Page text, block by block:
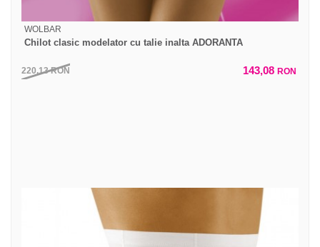
WOLBAR
Chilot clasic modelator cu talie inalta ADORANTA
220,13RON 143,08 RON